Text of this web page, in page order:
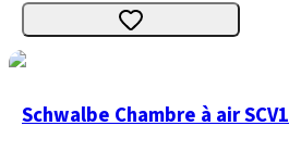
Schwalbe Chambre à air SCV1